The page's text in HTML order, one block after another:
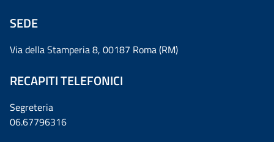
SEDE
Via della Stamperia 8, 00187 Roma (RM)
RECAPITI TELEFONICI
Segreteria
06.67796316